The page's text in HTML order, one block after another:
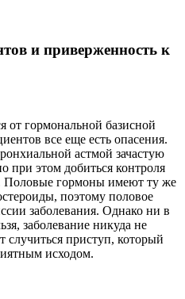
и приверженность к
от гормональной базисной
все еще есть опасения.
астмой зачастую
при этом добиться контроля
Половые гормоны имеют ту же
поэтому половое
заболевания. Однако ни в
заболевание никуда не
случиться приступ, который
исходом.